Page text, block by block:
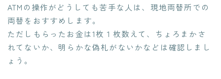
ATMの操作がどうしても苦手な人は、現地両替所での
両替をおすすめします。
ただしもらったお金は1枚１枚数えて、ちょろまかさ
れてないか、明らかな偽札がないかなどは確認しまし
ょう。